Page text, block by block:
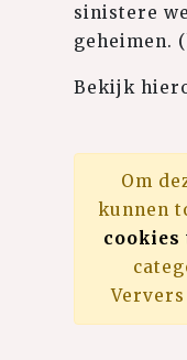
sinistere
geheimen.
Bekijk
Om
kunnen
cookies